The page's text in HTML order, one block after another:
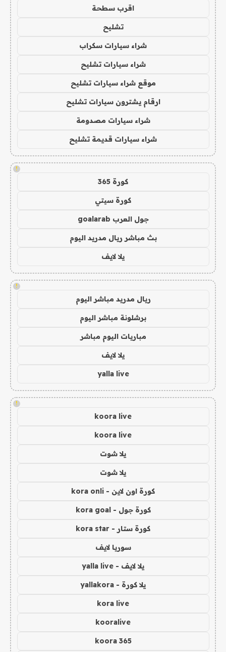
اقرب سطحة
تشليح
شراء سيارات سكراب
شراء سيارات تشليح
موقع شراء سيارات تشليح
ارقام يشترون سيارات تشليح
شراء سيارات مصدومة
شراء سيارات قديمة تشليح
!
كورة 365
كورة سيتي
جول العرب goalarab
بث مباشر ريال مدريد اليوم
يلا لايف
!
ريال مدريد مباشر اليوم
برشلونة مباشر اليوم
مباريات اليوم مباشر
يلا لايف
yalla live
!
koora live
koora live
يلا شوت
يلا شوت
كورة اون لاين - kora onli
كورة جول - kora goal
كورة ستار - kora star
سوريا لايف
يلا لايف - yalla live
يلا كورة - yallakora
kora live
kooralive
koora 365